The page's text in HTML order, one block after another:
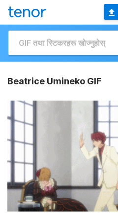
Beatrice Umineko GIF